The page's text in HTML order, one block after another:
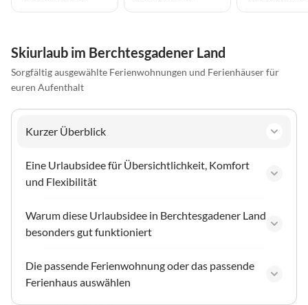
Skiurlaub im Berchtesgadener Land
Sorgfältig ausgewählte Ferienwohnungen und Ferienhäuser für
euren Aufenthalt
Kurzer Überblick
Eine Urlaubsidee für Übersichtlichkeit, Komfort
und Flexibilität
Warum diese Urlaubsidee in Berchtesgadener Land
besonders gut funktioniert
Die passende Ferienwohnung oder das passende
Ferienhaus auswählen